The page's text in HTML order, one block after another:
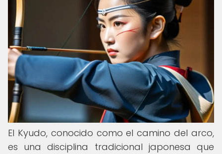
El Kyudo, conocido como el camino del arco,
es una disciplina tradicional japonesa que